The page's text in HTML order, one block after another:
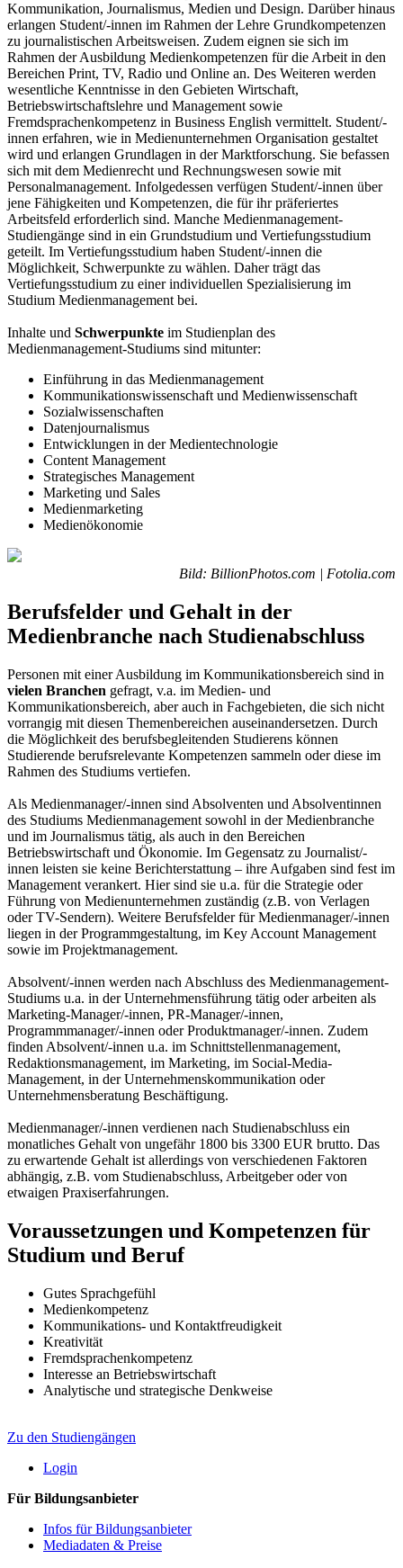
Kommunikation, Journalismus, Medien und Design. Darüber hinaus
erlangen Student/-innen im Rahmen der Lehre Grundkompetenzen
zu journalistischen Arbeitsweisen. Zudem eignen sie sich im
Rahmen der Ausbildung Medienkompetenzen für die Arbeit in den
Bereichen Print, TV, Radio und Online an. Des Weiteren werden
wesentliche Kenntnisse in den Gebieten Wirtschaft,
Betriebswirtschaftslehre und Management sowie
Fremdsprachenkompetenz in Business English vermittelt. Student/-
innen erfahren, wie in Medienunternehmen Organisation gestaltet
wird und erlangen Grundlagen in der Marktforschung. Sie befassen
sich mit dem Medienrecht und Rechnungswesen sowie mit
Personalmanagement. Infolgedessen verfügen Student/-innen über
jene Fähigkeiten und Kompetenzen, die für ihr präferiertes
Arbeitsfeld erforderlich sind. Manche Medienmanagement-
Studiengänge sind in ein Grundstudium und Vertiefungsstudium
geteilt. Im Vertiefungsstudium haben Student/-innen die
Möglichkeit, Schwerpunkte zu wählen. Daher trägt das
Vertiefungsstudium zu einer individuellen Spezialisierung im
Studium Medienmanagement bei.
Inhalte und Schwerpunkte im Studienplan des
Medienmanagement-Studiums sind mitunter:
Einführung in das Medienmanagement
Kommunikationswissenschaft und Medienwissenschaft
Sozialwissenschaften
Datenjournalismus
Entwicklungen in der Medientechnologie
Content Management
Strategisches Management
Marketing und Sales
Medienmarketing
Medienökonomie
Bild: BillionPhotos.com | Fotolia.com
Berufsfelder und Gehalt in der
Medienbranche nach Studienabschluss
Personen mit einer Ausbildung im Kommunikationsbereich sind in
vielen Branchen gefragt, v.a. im Medien- und
Kommunikationsbereich, aber auch in Fachgebieten, die sich nicht
vorrangig mit diesen Themenbereichen auseinandersetzen. Durch
die Möglichkeit des berufsbegleitenden Studierens können
Studierende berufsrelevante Kompetenzen sammeln oder diese im
Rahmen des Studiums vertiefen.
Als Medienmanager/-innen sind Absolventen und Absolventinnen
des Studiums Medienmanagement sowohl in der Medienbranche
und im Journalismus tätig, als auch in den Bereichen
Betriebswirtschaft und Ökonomie. Im Gegensatz zu Journalist/-
innen leisten sie keine Berichterstattung – ihre Aufgaben sind fest im
Management verankert. Hier sind sie u.a. für die Strategie oder
Führung von Medienunternehmen zuständig (z.B. von Verlagen
oder TV-Sendern). Weitere Berufsfelder für Medienmanager/-innen
liegen in der Programmgestaltung, im Key Account Management
sowie im Projektmanagement.
Absolvent/-innen werden nach Abschluss des Medienmanagement-
Studiums u.a. in der Unternehmensführung tätig oder arbeiten als
Marketing-Manager/-innen, PR-Manager/-innen,
Programmmanager/-innen oder Produktmanager/-innen. Zudem
finden Absolvent/-innen u.a. im Schnittstellenmanagement,
Redaktionsmanagement, im Marketing, im Social-Media-
Management, in der Unternehmenskommunikation oder
Unternehmensberatung Beschäftigung.
Medienmanager/-innen verdienen nach Studienabschluss ein
monatliches Gehalt von ungefähr 1800 bis 3300 EUR brutto. Das
zu erwartende Gehalt ist allerdings von verschiedenen Faktoren
abhängig, z.B. vom Studienabschluss, Arbeitgeber oder von
etwaigen Praxiserfahrungen.
Voraussetzungen und Kompetenzen für
Studium und Beruf
Gutes Sprachgefühl
Medienkompetenz
Kommunikations- und Kontaktfreudigkeit
Kreativität
Fremdsprachenkompetenz
Interesse an Betriebswirtschaft
Analytische und strategische Denkweise
Zu den Studiengängen
Login
Für Bildungsanbieter
Infos für Bildungsanbieter
Mediadaten & Preise